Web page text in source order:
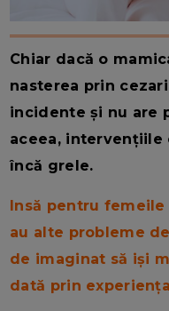
Chiar dacă o
nasterea prin
incidente și nu are
aceea,
încă grele.
Insă pentru
au alte probleme
de imaginat să iși
dată prin